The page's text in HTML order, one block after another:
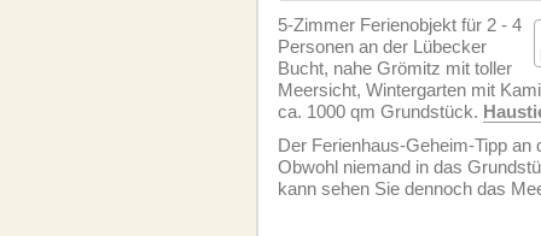
5-Zimmer Ferienobjekt für 2 - 4
Personen an der Lübecker
Bucht, nahe Grömitz mit toller
Meersicht, Wintergarten mit
ca. 1000 qm Grundstück.
Der Ferienhaus-Geheim-Tipp an
Obwohl niemand in das
kann sehen Sie dennoch das